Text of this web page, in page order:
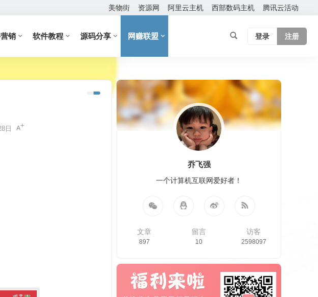
美物街 资源网 阿里云主机 西部数码主机 腾讯云活动
销 软件教程 源码分享 网赚联盟 登录 注册
日
乔飞强
一个计算机互联网爱好者！
文章
897
留言
10
访客
2598097